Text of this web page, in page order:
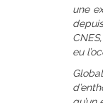
une
eu